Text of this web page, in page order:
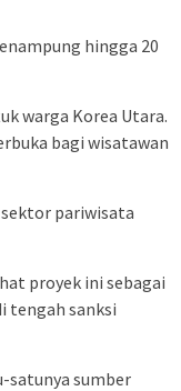
hingga 20
warga Korea Utara.
bagi wisatawan
pariwisata
proyek ini sebagai
tengah sanksi
satunya sumber